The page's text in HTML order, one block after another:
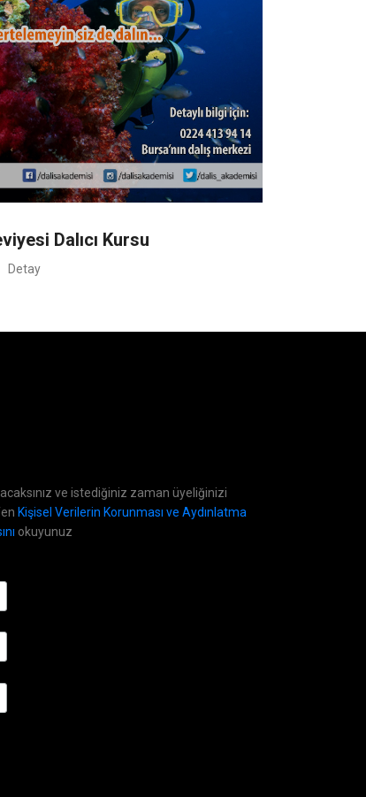
Dalıcı Kursu
Detay
ve istediğiniz zaman üyeliğinizi
Kişisel Verilerin Korunması ve Aydınlatma
okuyunuz